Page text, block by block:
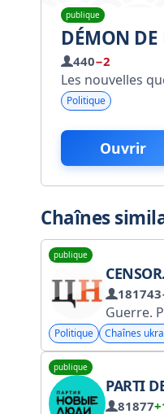
publique
DÉMON
440−2
Les nouvelles
Politique
Ouvrir
Chaînes
publique
CENSOR.NET |
181743
Guerre. Politique. Actualités
Politique Chaînes
publique
PARTI
81877